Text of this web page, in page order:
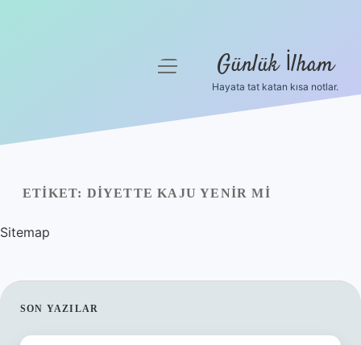
Yasal Uyarı
Hakkımızda
menüyü
Günlük İlham
Hayata tat katan kısa notlar.
ETIKET: DIYETTE KAJU YENIR MI
Sitemap
SIDEBAR
SON YAZILAR